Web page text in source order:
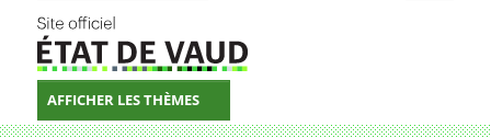
AFFICHER LES THÈMES